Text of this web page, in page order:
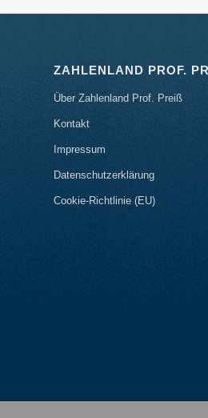
ZAHLENLAND PROF.
Über Zahlenland Prof. Preiß
Kontakt
Impressum
Datenschutzerklärung
Cookie-Richtlinie (EU)